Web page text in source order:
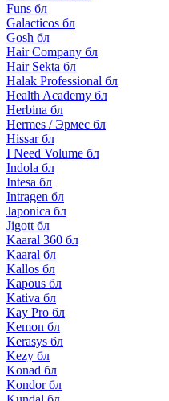
Funs бл
Galacticos бл
Gosh бл
Hair Company бл
Hair Sekta бл
Halak Professional бл
Health Academy бл
Herbina бл
Hermes / Эрмес бл
Hissar бл
I Need Volume бл
Indola бл
Intesa бл
Intragen бл
Japonica бл
Jigott бл
Kaaral 360 бл
Kaaral бл
Kallos бл
Kapous бл
Kativa бл
Kay Pro бл
Kemon бл
Kerasys бл
Kezy бл
Konad бл
Kondor бл